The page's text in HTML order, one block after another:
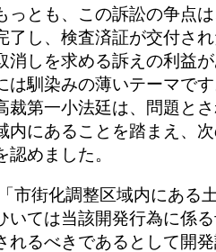
っとも、この訴訟の争点
了し、検査済証が交付さ
消しを求める訴えの利益
は馴染みの薄いテーマで
裁第一小法廷は、問題と
内にあることを踏まえ、
認めました。
市街化調整区域内にある
いては当該開発行為に係
れるべきであるとして開